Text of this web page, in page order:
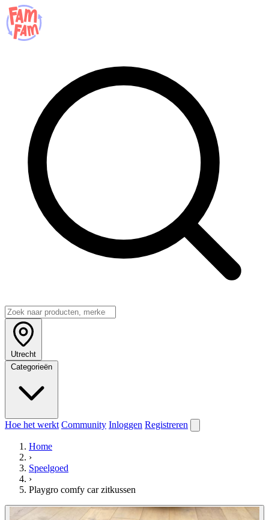
Utrecht
Categorieën
Hoe het werkt Community Inloggen Registreren
Home
›
Speelgoed
›
Playgro comfy car zitkussen